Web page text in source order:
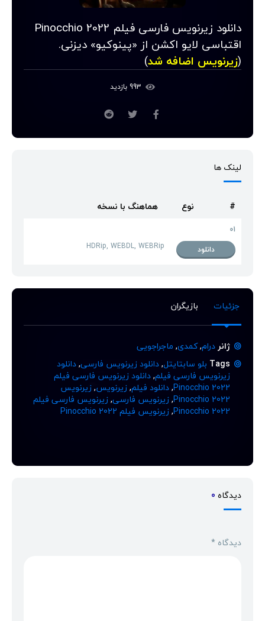
دانلود زیرنویس فارسی فیلم Pinocchio 2022
اقتباسی لایو اکشن از «پینوکیو» دیزنی.
(زیرنویس اضافه شد)
لینک ها
# نوع هماهنگ با نسخه
01
دانلود
HDRip, WEBDL, WEBRip
جزئیات بازیگران
ژانردرام,کمدی, ماجراجویی
Tags بلو سابتایتل,دانلود زیرنویس فارسی,دانلود
زیرنویس فارسی فیلم,دانلود زیرنویس فارسی فیلم
Pinocchio 2022
,دانلود فیلم,زیرنویس,زیرنویس
Pinocchio 2022
,زیرنویس فارسی,زیرنویس فارسی فیلم
Pinocchio 2022
,زیرنویس فیلم Pinocchio 2022
دیدگاه 0
دیدگاه *